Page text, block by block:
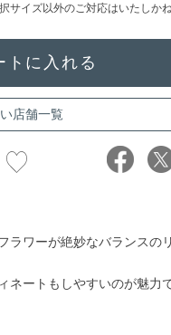
サイズ以外のご対応はいたしかね
店舗一覧
ラワーが絶妙なバランスの
ートもしやすいのが魅力で